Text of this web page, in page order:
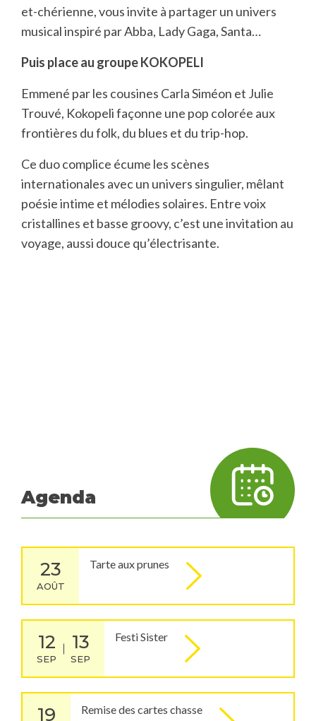
et-chérienne, vous invite à partager un univers
musical inspiré par Abba, Lady Gaga, Santa…
Puis place au groupe KOKOPELI
Emmené par les cousines Carla Siméon et Julie
Trouvé, Kokopeli façonne une pop colorée aux
frontières du folk, du blues et du trip-hop.
Ce duo complice écume les scènes
internationales avec un univers singulier, mêlant
poésie intime et mélodies solaires. Entre voix
cristallines et basse groovy, c’est une invitation au
voyage, aussi douce qu’électrisante.
Agenda
23
AOÛT
Tarte aux prunes
12
SEP
13
SEP
Festi Sister
19 Remise des cartes chasse